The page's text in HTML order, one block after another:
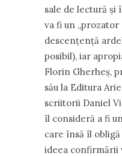
sale de lectură și
va fi un „prozator
descențență
posibil), iar
Florin Gherheș,
său la Editura
scriitorii Daniel
îl consideră a fi
care însă îl
ideea confirmării